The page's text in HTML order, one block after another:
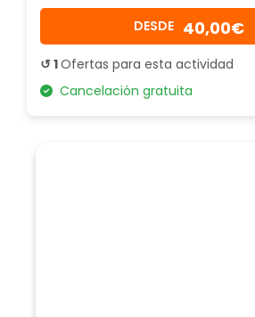
DESDE 40,00€
↺ 1Ofertas para esta actividad
Cancelación gratuita